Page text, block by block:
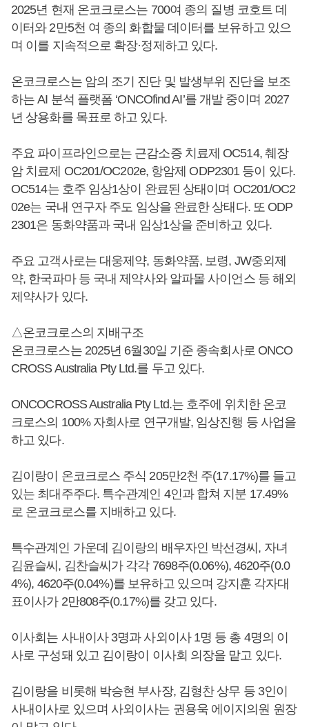
2025년 현재 온코크로스는 700여 종의 질병 코호트 데
이터와 2만5천 여 종의 화합물 데이터를 보유하고 있으
며 이를 지속적으로 확장·정제하고 있다.
온코크로스는 암의 조기 진단 및 발생부위 진단을 보조
하는 AI 분석 플랫폼 ‘ONCOfind AI’를 개발 중이며 2027
년 상용화를 목표로 하고 있다.
주요 파이프라인으로는 근감소증 치료제 OC514, 췌장
암 치료제 OC201/OC202e, 항암제 ODP2301 등이 있다.
OC514는 호주 임상1상이 완료된 상태이며 OC201/OC2
02e는 국내 연구자 주도 임상을 완료한 상태다. 또 ODP
2301은 동화약품과 국내 임상1상을 준비하고 있다.
주요 고객사로는 대웅제약, 동화약품, 보령, JW중외제
약, 한국파마 등 국내 제약사와 알파몰 사이언스 등 해외
제약사가 있다.
△온코크로스의 지배구조
온코크로스는 2025년 6월30일 기준 종속회사로 ONCO
CROSS Australia Pty Ltd.를 두고 있다.
ONCOCROSS Australia Pty Ltd.는 호주에 위치한 온코
크로스의 100% 자회사로 연구개발, 임상진행 등 사업을
하고 있다.
김이랑이 온코크로스 주식 205만2천 주(17.17%)를 들고
있는 최대주주다. 특수관계인 4인과 합쳐 지분 17.49%
로 온코크로스를 지배하고 있다.
특수관계인 가운데 김이랑의 배우자인 박선경씨, 자녀
김윤슬씨, 김찬슬씨가 각각 7698주(0.06%), 4620주(0.0
4%), 4620주(0.04%)를 보유하고 있으며 강지훈 각자대
표이사가 2만808주(0.17%)를 갖고 있다.
이사회는 사내이사 3명과 사외이사 1명 등 총 4명의 이
사로 구성돼 있고 김이랑이 이사회 의장을 맡고 있다.
김이랑을 비롯해 박승현 부사장, 김형찬 상무 등 3인이
사내이사로 있으며 사외이사는 권용욱 에이지의원 원장